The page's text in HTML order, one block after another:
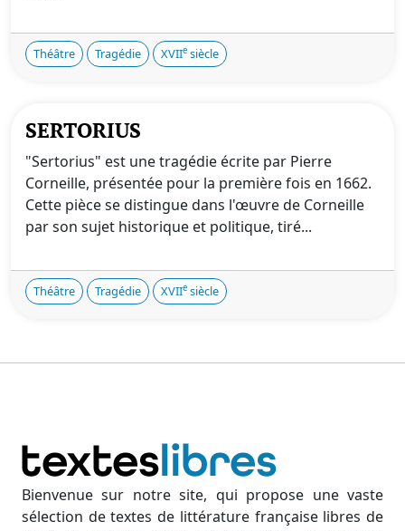
Théâtre Tragédie XVIIe siècle
SERTORIUS
"Sertorius" est une tragédie écrite par Pierre
Corneille, présentée pour la première fois en 1662.
Cette pièce se distingue dans l'œuvre de Corneille
par son sujet historique et politique, tiré...
Théâtre Tragédie XVIIe siècle
Bienvenue sur notre site, qui propose une vaste
sélection de textes de littérature française libres de